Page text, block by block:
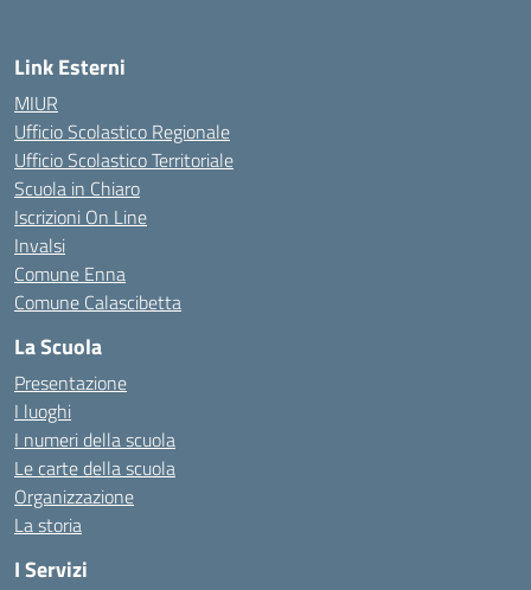
Link Esterni
MIUR
Ufficio Scolastico Regionale
Ufficio Scolastico Territoriale
Scuola in Chiaro
Iscrizioni On Line
Invalsi
Comune Enna
Comune Calascibetta
La Scuola
Presentazione
I luoghi
I numeri della scuola
Le carte della scuola
Organizzazione
La storia
I Servizi